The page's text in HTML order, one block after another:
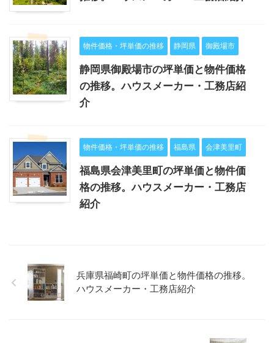
物件価格・坪単価の推移 静岡県 御殿場市
静岡県御殿場市の坪単価と物件価格
の推移。ハウスメーカー・工務店紹
介
物件価格・坪単価の推移 福島県 会津美里町
福島県会津美里町の坪単価と物件価
格の推移。ハウスメーカー・工務店
紹介
兵庫県福崎町の坪単価と物件価格の推移。
ハウスメーカー・工務店紹介